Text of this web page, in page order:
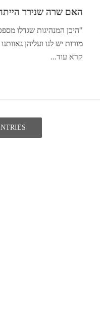
האם שרה שנירר
"היכן המנהיגות שגדלו
מורות יש לנו ועליהן גאוותנו
קרא עוד...